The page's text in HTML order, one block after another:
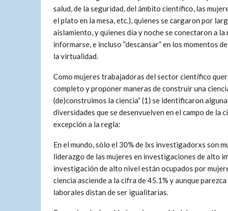
salud, de la seguridad, del ámbito científico, las
el plato en la mesa, etc.), quienes se cargaron por
aislamiento, y quienes día y noche se conectaron a
informarse, e incluso “descansar” en los momentos
la virtualidad.
Como mujeres trabajadoras del sector científico
completo y proponer maneras de construir una
(de)construimos la ciencia” (1) se identificaron
diversidades que se desenvuelven en el campo de
excepción a la regla:
En el mundo, sólo el 30% de lxs investigadorxs son
liderazgo de las mujeres en investigaciones de alto
investigación de alto nivel están ocupados por
ciencia asciende a la cifra de 45.1% y aunque
laborales distan de ser igualitarias.